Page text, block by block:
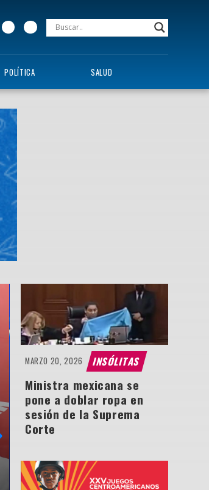
POLÍTICA SALUD
MARZO 20, 2026 INSÓLITAS
Ministra mexicana se
pone a doblar ropa en
sesión de la Suprema
Corte